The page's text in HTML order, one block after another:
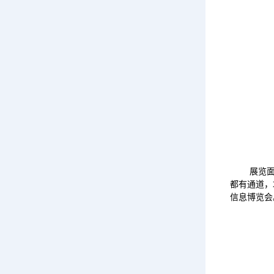
展览
都有通道
信息博览会